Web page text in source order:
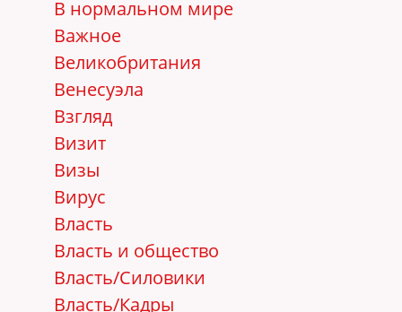
В нормальном мире
Важное
Великобритания
Венесуэла
Взгляд
Визит
Визы
Вирус
Власть
Власть и общество
Власть/Cиловики
Власть/Кадры